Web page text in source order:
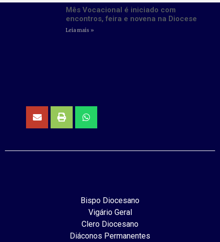
Mês Vocacional é iniciado com
encontros, feira e novena na Diocese
Leia mais »
Bispo Diocesano
Vigário Geral
Clero Diocesano
Diáconos Permanentes